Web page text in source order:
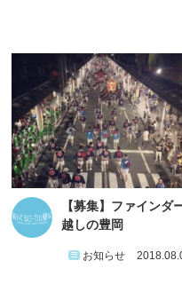
【募集】ファインダ
越しの豊岡
お知らせ